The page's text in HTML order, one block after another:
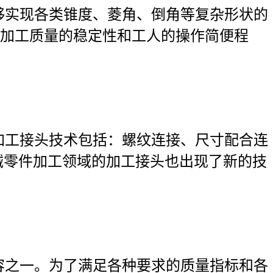
现各类锥度、菱角、倒角等复杂形状的
工质量的稳定性和工人的操作简便程
接头技术包括：螺纹连接、尺寸配合连
件加工领域的加工接头也出现了新的技
一。为了满足各种要求的质量指标和各